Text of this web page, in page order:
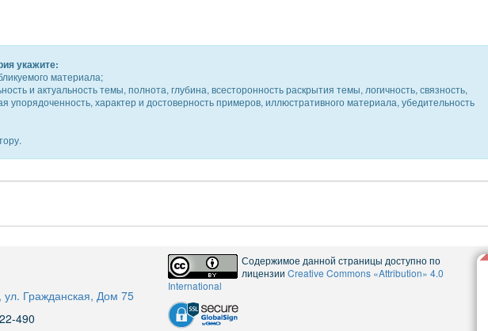
укажите:
материала;
и актуальность темы, полнота, глубина, всесторонность раскрытия темы, логичность, связность,
упорядоченность, характер и достоверность примеров, иллюстративного материала, убедительность
ул. Гражданская, Дом 75
490
Содержимое данной страницы доступно по
лицензии Creative Commons «Attribution» 4.0
International